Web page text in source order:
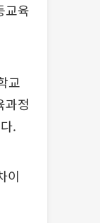
교육
교
과정
.
이